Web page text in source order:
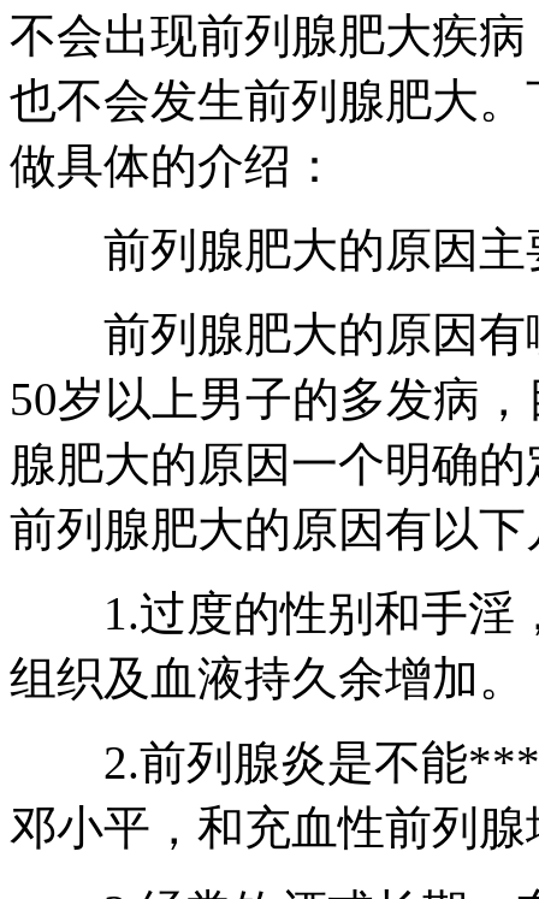
不会出现前列腺肥大疾
也不会发生前列腺肥大
做具体的介绍：
前列腺肥大的原因主
前列腺肥大的原因有
50岁以上男子的多发病
腺肥大的原因一个明确
前列腺肥大的原因有以下
1.过度的性别和手淫
组织及血液持久余增加。
2.前列腺炎是不能***
邓小平，和充血性前列